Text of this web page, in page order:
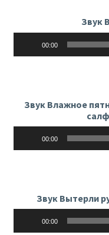
Звук
00:00
Звук Влажное
00:00
Звук Вытерли
00:00